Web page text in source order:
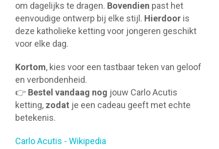
om dagelijks te dragen. Bovendien past het
eenvoudige ontwerp bij elke stijl. Hierdoor is
deze katholieke ketting voor jongeren geschikt
voor elke dag.
Kortom, kies voor een tastbaar teken van geloof
en verbondenheid.
👉 Bestel vandaag nog jouw Carlo Acutis
ketting, zodat je een cadeau geeft met echte
betekenis.
Carlo Acutis - Wikipedia